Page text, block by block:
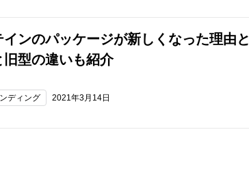
インのパッケージが新しくなった理由と
旧型の違いも紹介
ディング 2021年3月14日